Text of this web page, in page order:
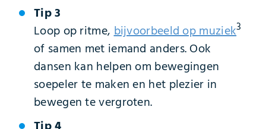
Tip 3
Loop op ritme,bijvoorbeeld op muziek3
of samen met iemand anders. Ook
dansen kan helpen om bewegingen
soepeler te maken en het plezier in
bewegen te vergroten.